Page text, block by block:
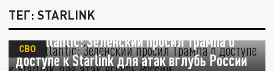
ТЕГ: STARLINK
The Atlantic: Зеленский просил Трампа о
доступе к Starlink для атак вглубь России
СВО